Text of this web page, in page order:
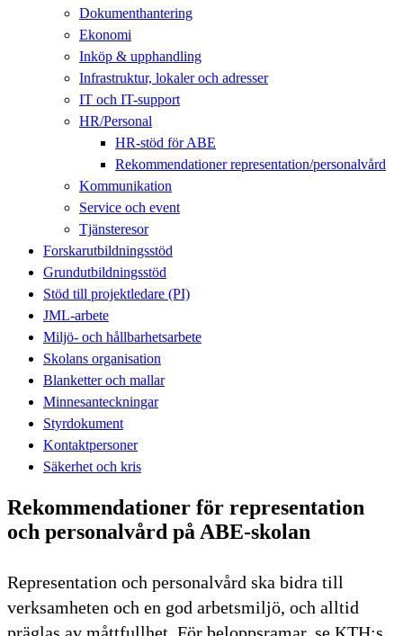
Dokumenthantering
Ekonomi
Inköp & upphandling
Infrastruktur, lokaler och adresser
IT och IT-support
HR/Personal
HR-stöd för ABE
Rekommendationer representation/personalvård
Kommunikation
Service och event
Tjänsteresor
Forskarutbildningsstöd
Grundutbildningsstöd
Stöd till projektledare (PI)
JML-arbete
Miljö- och hållbarhetsarbete
Skolans organisation
Blanketter och mallar
Minnesanteckningar
Styrdokument
Kontaktpersoner
Säkerhet och kris
Rekommendationer för representation
och personalvård på ABE-skolan
Representation och personalvård ska bidra till
verksamheten och en god arbetsmiljö, och alltid